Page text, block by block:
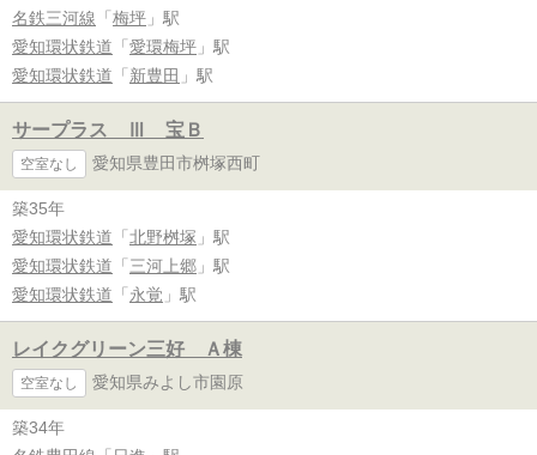
名鉄三河線 「 梅坪 」駅
愛知環状鉄道 「 愛環梅坪 」駅
愛知環状鉄道 「 新豊田 」駅
サープラス Ⅲ 宝Ｂ
空室なし 愛知県豊田市桝塚西町
築35年
愛知環状鉄道 「 北野桝塚 」駅
愛知環状鉄道 「 三河上郷 」駅
愛知環状鉄道 「 永覚 」駅
レイクグリーン三好 Ａ棟
空室なし 愛知県みよし市園原
築34年